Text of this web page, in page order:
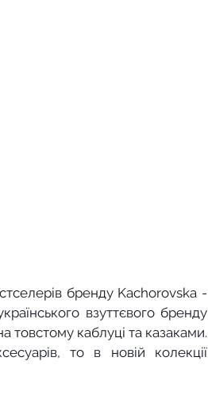
бренду Kachorovska -
взуттєвого бренду
товстому каблуці та казаками.
то в новій колекції